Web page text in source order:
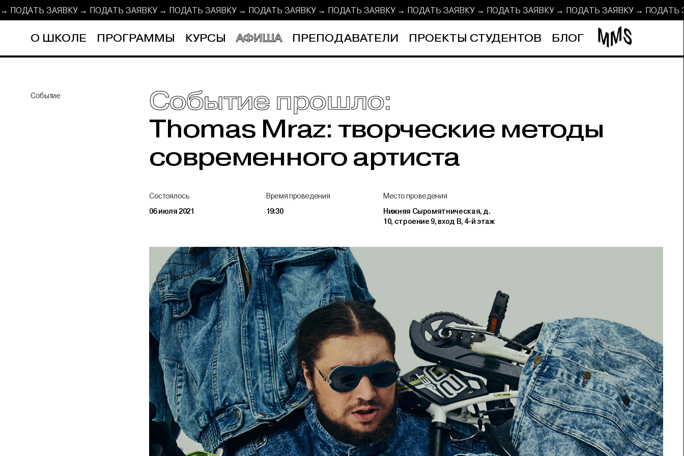
→ ПОДАТЬ ЗАЯВКУ →ПОДАТЬ ЗАЯВКУ → ПОДАТЬ ЗАЯВКУ → ПОДАТЬ ЗАЯВКУ → ПОДАТЬ ЗАЯВКУ →ПОДАТЬ ЗАЯВКУ → ПОДАТЬ ЗАЯВКУ → ПОДАТЬ ЗАЯВКУ →
О ШКОЛЕ ПРОГРАММЫ КУРСЫ АФИША ПРЕПОДАВАТЕЛИ ПРОЕКТЫ СТУДЕНТОВ БЛОГ
Событие
Событие прошло:
Thomas Mraz: творческие методы
современного артиста
Состоялось
06 июля 2021
Время проведения
19:30
Место проведения
Нижняя Сыромятническая, д.
10, строение 9, вход В, 4-й этаж